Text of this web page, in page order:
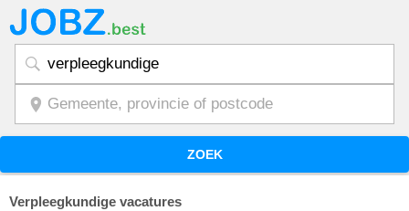
ZOEK
Verpleegkundige vacatures